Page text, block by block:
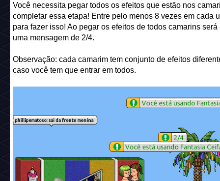
Você necessita pegar todos os efeitos que estão nos
completar essa etapa! Entre pelo menos 8 vezes em cada
para fazer isso! Ao pegar os efeitos de todos camarins será
uma mensagem de 2/4.
Observação: cada camarim tem conjunto de efeitos
caso você tem que entrar em todos.